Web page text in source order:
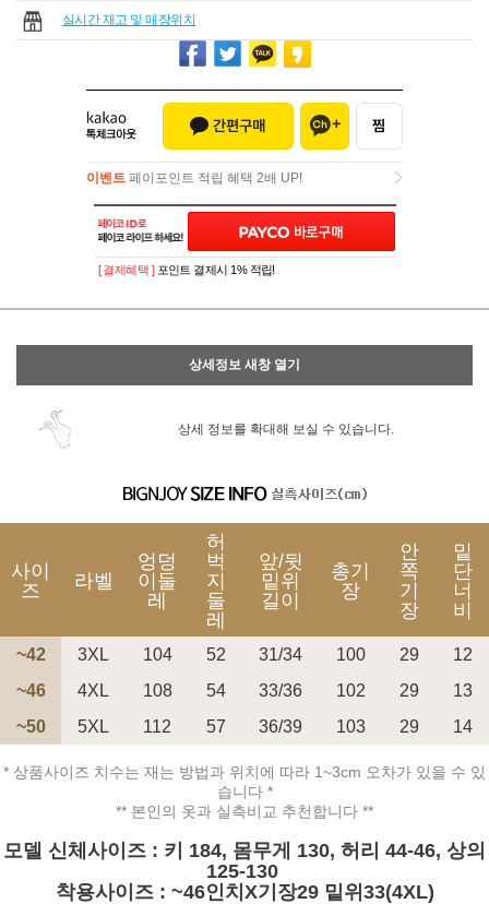
실시간 재고 및 매장위치
이벤트 페이포인트 적립 혜택 2배 UP!
이벤트페이포인트 적립 혜택 2배 UP!
PAYCO 바로구매
[ 결제혜택 ] 포인트 결제시 1% 적립!
상세정보 새창 열기
상세 정보를 확대해 보실 수 있습니다.
사이
즈
라벨
엉덩
이둘
레
허
벅
지
둘
레
앞/뒷
밑위
길이
총기
장
안
쪽
기
장
밑
단
너
비
~42 3XL 104 52 31/34 100 29
12
~46
4XL 108 54 33/36 102 29
13
~50
5XL 112 57 36/39 103 29 14
* 상품사이즈 치수는 재는 방법과 위치에 따라 1~3cm 오차가 있을 수 있
습니다 *
** 본인의 옷과 실측비교 추천합니다 **
모델 신체사이즈 : 키 184, 몸무게 130, 허리 44-46, 상의
125-130
착용사이즈 : ~46인치X기장29 밑위33(4XL)